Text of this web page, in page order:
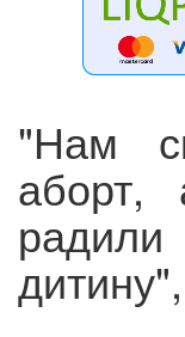
"Нам
аборт,